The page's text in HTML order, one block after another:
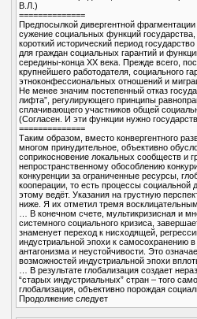
В.Л.)
==============
Предпосылкой дивергентной
сужение социальных функций
короткий исторический период
для граждан социальных гарантий и
середины-конца ХХ века. Прежде всего,
крупнейшего работодателя, социального
этноконфессиональных отношений и
Не менее значим постепенный отказ
лифта”, регулирующего принципы
сплачивающего участников общей
(Согласен. И эти функции нужно
==============
Таким образом, вместо конвергентного
многом принудительное, объективно
соприкосновение локальных сообществ и
непространственному обособлению
конкуренции за ограниченные ресурсы,
кооперации, то есть процессы социальной
этому ведёт. Указания на грустную
ниже. Я их отметил тремя
… В конечном счете, мультикризисная и
системного социального кризиса,
знаменует переход к нисходящей,
индустриальной эпохи к самосохранению
антагонизма и неустойчивости. Это
возможностей индустриальной эпохи
… В результате глобализация создает
“старых индустриальных” стран – того
глобализация, объективно порождая
Продолжение следует